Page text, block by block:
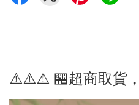
⚠️⚠️⚠️ 🏪超商取貨